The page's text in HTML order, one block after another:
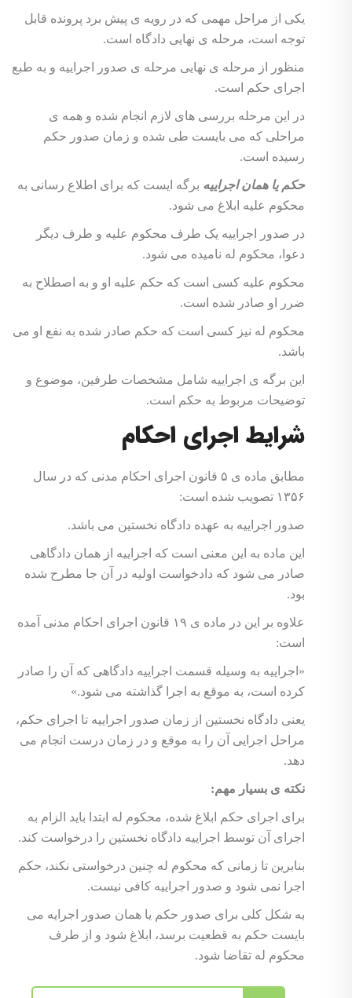
یکی از مراحل مهمی که در رویه ی پیش برد پرونده قابل
توجه است، مرحله ی نهایی دادگاه است.
منظور از مرحله ی نهایی مرحله ی صدور اجراییه و به طبع
اجرای حکم است.
در این مرحله بررسی های لازم انجام شده و همه ی
مراحلی که می بایست طی شده و زمان صدور حکم
رسیده است.
حکم یا همان اجراییه برگه ایست که برای اطلاع رسانی به
محکوم علیه ابلاغ می شود.
در صدور اجراییه یک طرف محکوم علیه و طرف دیگر
دعوا، محکوم له نامیده می شود.
محکوم علیه کسی است که حکم علیه او و به اصطلاح به
ضرر او صادر شده است.
محکوم له نیز کسی است که حکم صادر شده به نفع او می
باشد.
این برگه ی اجراییه شامل مشخصات طرفین، موضوع و
توضیحات مربوط به حکم است.
شرایط اجرای احکام
مطابق ماده ی ۵ قانون اجرای احکام مدنی که در سال
۱۳۵۶ تصویب شده است:
صدور اجراییه به عهده دادگاه نخستین می باشد.
این ماده به این معنی است که اجراییه از همان دادگاهی
صادر می شود که دادخواست اولیه در آن جا مطرح شده
بود.
علاوه بر این در ماده ی ۱۹ قانون اجرای احکام مدنی آمده
است:
«اجراییه به وسیله قسمت اجراییه دادگاهی که آن را صادر
کرده است، به موقع به اجرا گذاشته می شود.»
یعنی دادگاه نخستین از زمان صدور اجراییه تا اجرای حکم،
مراحل اجرایی آن را به موقع و در زمان درست انجام می
دهد.
نکته ی بسیار مهم:
برای اجرای حکم ابلاغ شده، محکوم له ابتدا باید الزام به
اجرای آن توسط اجراییه دادگاه نخستین را درخواست کند.
بنابرین تا زمانی که محکوم له چنین درخواستی نکند، حکم
اجرا نمی شود و صدور اجراییه کافی نیست.
به شکل کلی برای صدور حکم یا همان صدور اجرایه می
بایست حکم به قطعیت برسد، ابلاغ شود و از طرف
محکوم له تقاضا شود.